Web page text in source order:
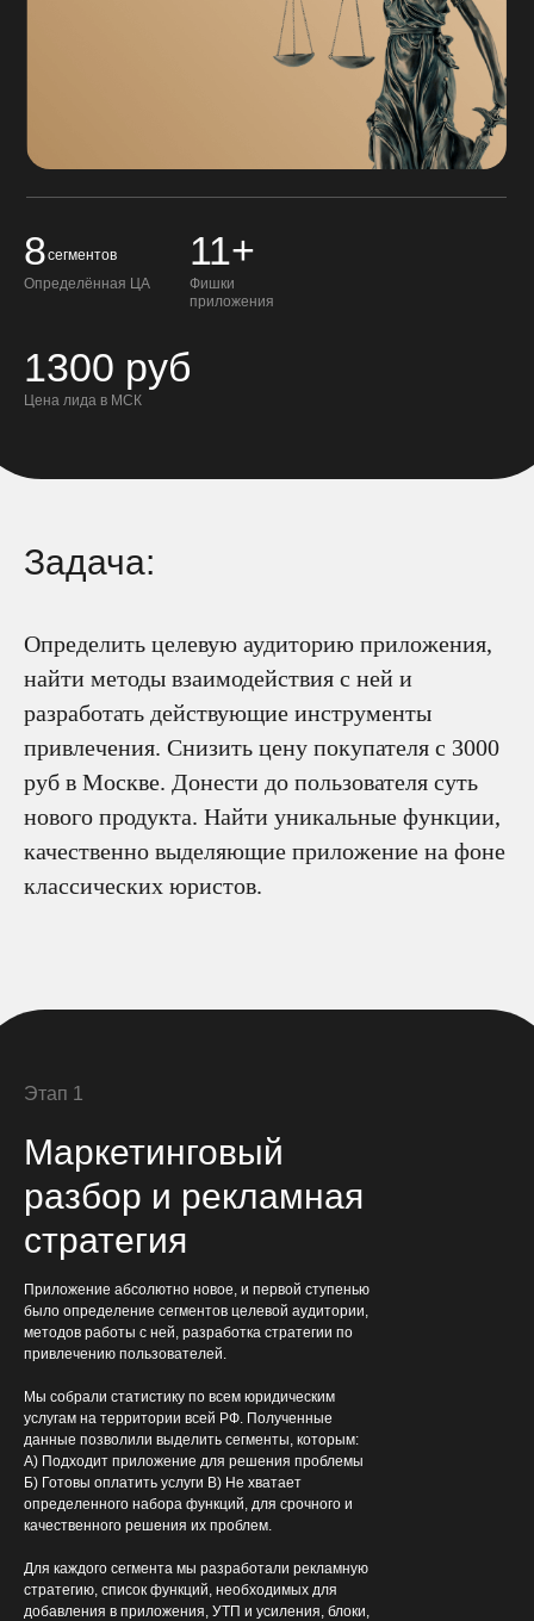
8
Определённая ЦА
11+
Фишки
приложения
1300 руб
Цена лида в МСК
сегментов
Задача:
Определить целевую аудиторию приложения,
найти методы взаимодействия с ней и
разработать действующие инструменты
привлечения. Снизить цену покупателя с 3000
руб в Москве. Донести до пользователя суть
нового продукта. Найти уникальные функции,
качественно выделяющие приложение на фоне
классических юристов.
Этап 1
Маркетинговый
разбор и рекламная
стратегия
Приложение абсолютно новое, и первой ступенью
было определение сегментов целевой аудитории,
методов работы с ней, разработка стратегии по
привлечению пользователей.
Мы собрали статистику по всем юридическим
услугам на территории всей РФ. Полученные
данные позволили выделить сегменты, которым:
А) Подходит приложение для решения проблемы
Б) Готовы оплатить услуги В) Не хватает
определенного набора функций, для срочного и
качественного решения их проблем.
Для каждого сегмента мы разработали рекламную
стратегию, список функций, необходимых для
добавления в приложения, УТП и усиления, блоки,